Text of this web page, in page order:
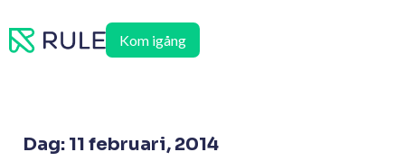
till
Kom igång
Dag: 11 februari, 2014